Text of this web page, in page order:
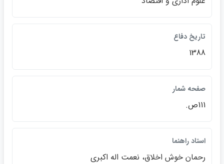
تاريخ دفاع
1388
صفحه شمار
111ص.
استاد راهنما
رحمان خوش اخلاق، نعمت اله اكبري